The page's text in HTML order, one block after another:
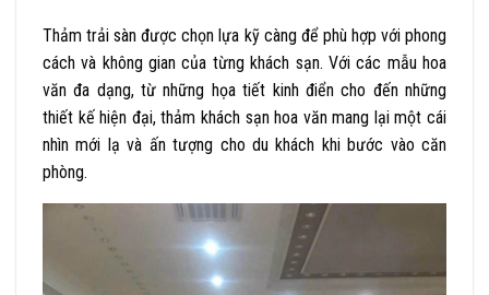
Thảm trải sàn được chọn lựa kỹ càng để phù hợp với phong
cách và không gian của từng khách sạn. Với các mẫu hoa
văn đa dạng, từ những họa tiết kinh điển cho đến những
thiết kế hiện đại, thảm khách sạn hoa văn mang lại một cái
nhìn mới lạ và ấn tượng cho du khách khi bước vào căn
phòng.